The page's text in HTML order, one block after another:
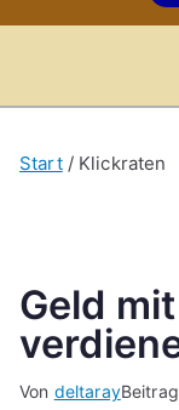
Start Klickraten
Geld
Von deltaray